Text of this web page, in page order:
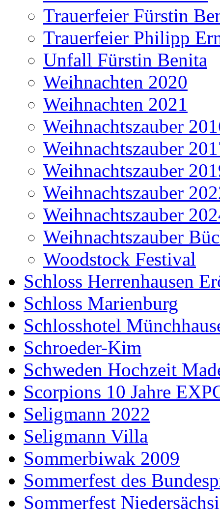
Trauerfeier Fürstin
Trauerfeier Philipp
Unfall Fürstin Benita
Weihnachten 2020
Weihnachten 2021
Weihnachtszauber
Weihnachtszauber
Weihnachtszauber
Weihnachtszauber
Weihnachtszauber
Weihnachtszauber
Woodstock Festival
Schloss Herrenhausen
Schloss Marienburg
Schlosshotel
Schroeder-Kim
Schweden Hochzeit
Scorpions 10 Jahre
Seligmann 2022
Seligmann Villa
Sommerbiwak 2009
Sommerfest des
Sommerfest